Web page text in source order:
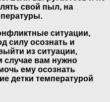
свой пыл, на
ситуации,
силу осознать и
из ситуации,
случае вам нужно
ему осознать
детки температурой